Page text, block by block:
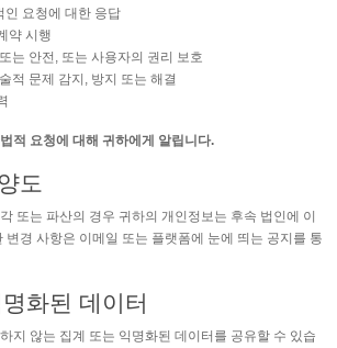
인 요청에 대한 응답
약 시행
는 안전, 또는 사용자의 권리 보호
적 문제 감지, 방지 또는 해결
적 요청에 대해 귀하에게 알립니다.
도
또는 파산의 경우 귀하의 개인정보는 후속 법인에 이
변경 사항은 이메일 또는 플랫폼에 눈에 띄는 공지를 통
화된 데이터
지 않는 집계 또는 익명화된 데이터를 공유할 수 있습